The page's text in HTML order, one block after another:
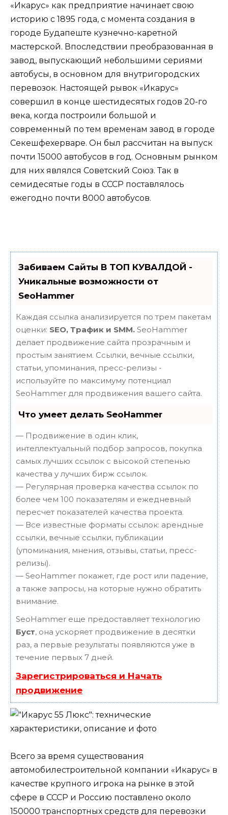
«Икарус» как предприятие начинает свою
историю с 1895 года, с момента создания в
городе Будапеште кузнечно-каретной
мастерской. Впоследствии преобразованная в
завод, выпускающий небольшими сериями
автобусы, в основном для внутригородских
перевозок. Настоящей рывок «Икарус»
совершил в конце шестидесятых годов 20-го
века, когда построили большой и
современный по тем временам завод в городе
Секешфехерваре. Он был рассчитан на выпуск
почти 15000 автобусов в год. Основным рынком
для них являлся Советский Союз. Так в
семидесятые годы в СССР поставлялось
ежегодно почти 8000 автобусов.
Забиваем Сайты В ТОП КУВАЛДОЙ -
Уникальные возможности от
SeoHammer
Каждая ссылка анализируется по трем пакетам
оценки: SEO, Трафик и SMM. SeoHammer
делает продвижение сайта прозрачным и
простым занятием. Ссылки, вечные ссылки,
статьи, упоминания, пресс-релизы -
используйте по максимуму потенциал
SeoHammer для продвижения вашего сайта.
Что умеет делать SeoHammer
— Продвижение в один клик,
интеллектуальный подбор запросов, покупка
самых лучших ссылок с высокой степенью
качества у лучших бирж ссылок.
— Регулярная проверка качества ссылок по
более чем 100 показателям и ежедневный
пересчет показателей качества проекта.
— Все известные форматы ссылок: арендные
ссылки, вечные ссылки, публикации
(упоминания, мнения, отзывы, статьи, пресс-
релизы).
— SeoHammer покажет, где рост или падение,
а также запросы, на которые нужно обратить
внимание.
SeoHammer еще предоставляет технологию
Буст, она ускоряет продвижение в десятки
раз, а первые результаты появляются уже в
течение первых 7 дней.
Зарегистрироваться и Начать
продвижение
Всего за время существования
автомобилестроительной компании «Икарус» в
качестве крупного игрока на рынке в этой
сфере в СССР и Россию поставлено около
150000 транспортных средств для перевозки